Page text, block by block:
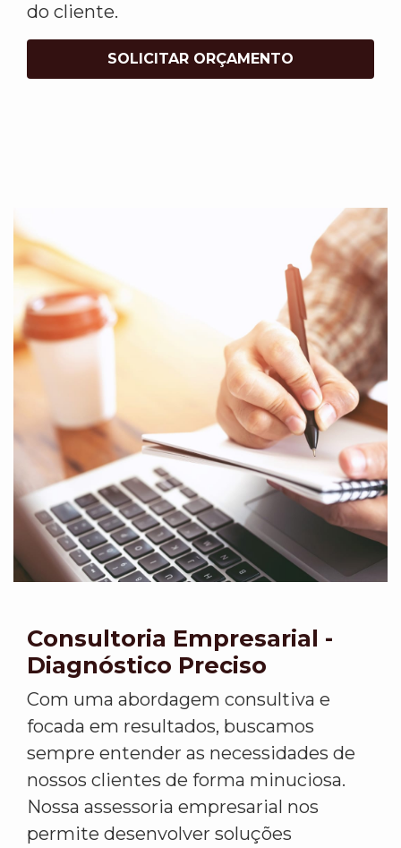
do cliente.
SOLICITAR ORÇAMENTO
Consultoria Empresarial -
Diagnóstico Preciso
Com uma abordagem consultiva e
focada em resultados, buscamos
sempre entender as necessidades de
nossos clientes de forma minuciosa.
Nossa assessoria empresarial nos
permite desenvolver soluções